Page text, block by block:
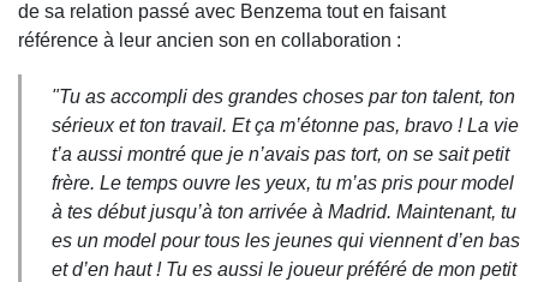
de sa relation passé avec Benzema tout en faisant
référence à leur ancien son en collaboration :
"Tu as accompli des grandes choses par ton talent, ton
sérieux et ton travail. Et ça m’étonne pas, bravo ! La vie
t’a aussi montré que je n’avais pas tort, on se sait petit
frère. Le temps ouvre les yeux, tu m’as pris pour model
à tes début jusqu’à ton arrivée à Madrid. Maintenant, tu
es un model pour tous les jeunes qui viennent d’en bas
et d’en haut ! Tu es aussi le joueur préféré de mon petit